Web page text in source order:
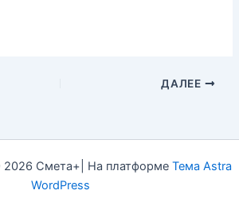
ДАЛЕЕ
2026 Смета+| На платформе Тема Astra
WordPress